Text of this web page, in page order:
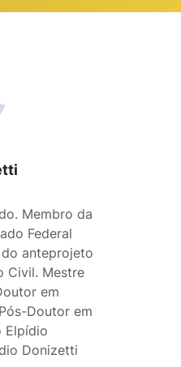
Membro da
Federal
anteprojeto
Civil. Mestre
em
Doutor em
Elpídio
Donizetti